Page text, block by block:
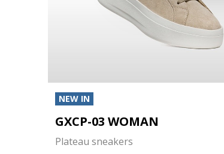
NEW IN
GXCP-03 WOMAN
Plateau sneakers